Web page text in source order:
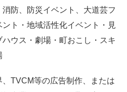
防、防災イベント、大道芸フ
ト・地域活性化イベント・見
ウス・劇場・町おこし・スキ
TVCM等の広告制作、または